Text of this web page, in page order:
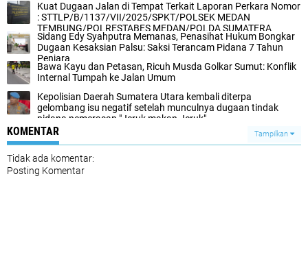
Kuat Dugaan Jalan di Tempat Terkait Laporan Perkara Nomor
: STTLP/B/1137/VII/2025/SPKT/POLSEK MEDAN
TEMBUNG/POLRESTABES MEDAN/POLDA SUMATERA
UTARA Tidak Kooperaktifan Polsek Medan Tembung
Sidang Edy Syahputra Memanas, Penasihat Hukum Bongkar
Dugaan Kesaksian Palsu: Saksi Terancam Pidana 7 Tahun
Penjara
Bawa Kayu dan Petasan, Ricuh Musda Golkar Sumut: Konflik
Internal Tumpah ke Jalan Umum
Kepolisian Daerah Sumatera Utara kembali diterpa
gelombang isu negatif setelah munculnya dugaan tindak
pidana pemerasan "Jeruk makan Jeruk"
KOMENTAR Tampilkan
Tidak ada komentar:
Posting Komentar